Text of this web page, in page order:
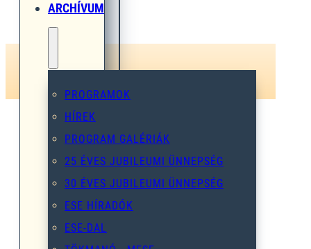
ARCHÍVUM
PROGRAMOK
HÍREK
PROGRAM GALÉRIÁK
25 ÉVES JUBILEUMI ÜNNEPSÉG
30 ÉVES JUBILEUMI ÜNNEPSÉG
ESE HÍRADÓK
ESE-DAL